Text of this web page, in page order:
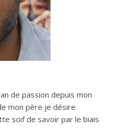
de passion depuis mon
mon père je désire
soif de savoir par le biais